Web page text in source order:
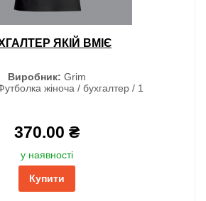
ЯКІЙ ВМІЄ
Виробник: Grim
жіноча / бухгалтер / 1
370.00 ₴
у наявності
Купити